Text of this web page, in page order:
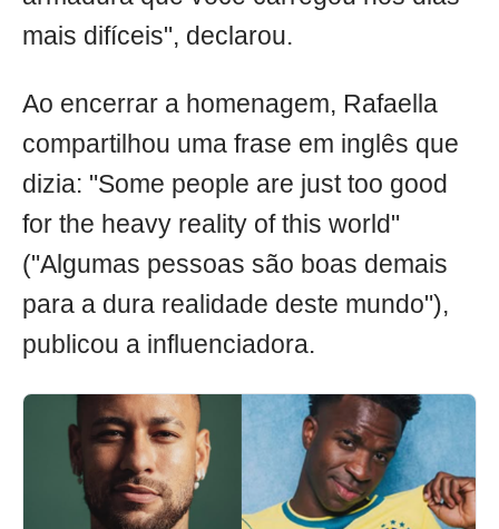
mais difíceis", declarou.
Ao encerrar a homenagem, Rafaella
compartilhou uma frase em inglês que
dizia: "Some people are just too good
for the heavy reality of this world"
("Algumas pessoas são boas demais
para a dura realidade deste mundo"),
publicou a influenciadora.